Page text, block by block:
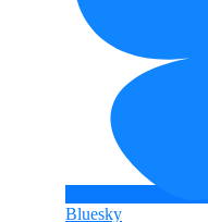
Bluesky